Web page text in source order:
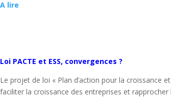
A lire
Loi PACTE et ESS, convergences ?
Le projet de loi « Plan d’action pour la croissance
faciliter la croissance des entreprises et